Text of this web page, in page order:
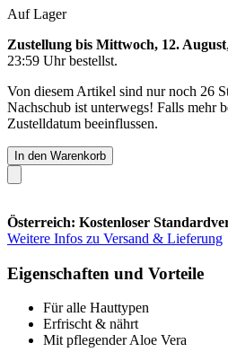
Auf Lager
Zustellung bis Mittwoch, 12. August
23:59 Uhrbestellst.
Von diesem Artikel sind nur noch 26
Nachschub ist unterwegs! Falls mehr
Zustelldatum beeinflussen.
In den Warenkorb
Österreich: Kostenloser
Weitere Infos zu Versand & Lieferung
Eigenschaften und Vorteile
Für alle Hauttypen
Erfrischt & nährt
Mit pflegender Aloe Vera